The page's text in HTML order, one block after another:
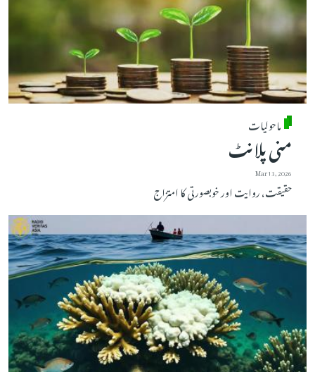
ماحولیات
منی پلانٹ
Mar 13, 2026
حقیقت، روایت اور خوبصورتی کا امتزاج